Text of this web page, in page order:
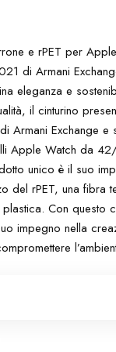
e rPET per
di Armani
eleganza e
il cinturino
Armani Exchange e
Apple Watch da
unico è il suo
del rPET, una fibra
Con questo
impegno nella